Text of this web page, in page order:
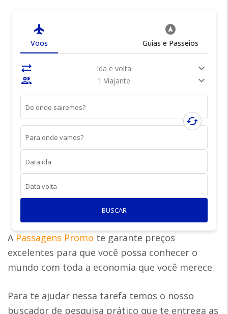
flight
Voos
assistant_navigation
Guias e Passeios
sync_alt Ida e volta
expand_more
people
1 Viajante expand_more
De onde sairemos?
cached
Para onde vamos?
Data ida
Data volta
BUSCAR
A Passagens Promo te garante preços
excelentes para que você possa conhecer o
mundo com toda a economia que você merece.
Para te ajudar nessa tarefa temos o nosso
buscador de pesquisa prático que te entrega as